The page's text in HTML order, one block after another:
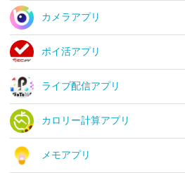
カメラアプリ
ポイ活アプリ
ライブ配信アプリ
カロリー計算アプリ
メモアプリ